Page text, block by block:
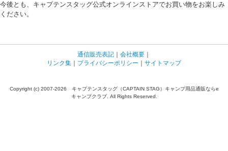
今後とも、キャプテンスタッグ公式オンラインストアでお買い物をお楽しみ
ください。
通信販売表記 ｜ 会社概要 ｜
リンク集 ｜ プライバシーポリシー ｜ サイトマップ
Copyright (c) 2007-2026 キャプテンスタッグ（CAPTAIN STAG）キャンプ用品通販ならe
キャンプクラブ. All Rights Reserved.